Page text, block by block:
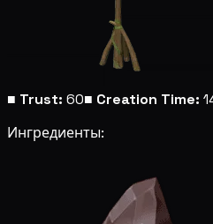
■ Trust: 60■ Creation Time:
Ингредиенты: